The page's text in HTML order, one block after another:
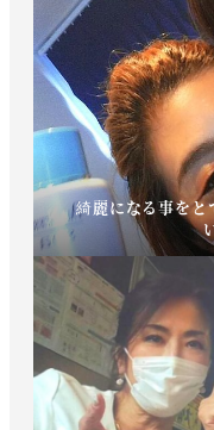
綺麗になる事を